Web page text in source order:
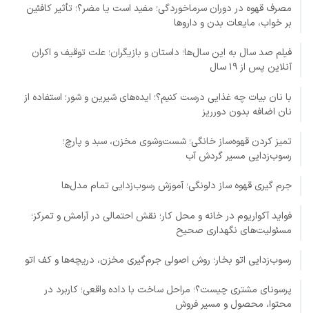
مصرف قهوه در دوران سرماخوردگی؛ مفید است یا مضر؟؛ تأثیر کافئین
بر خواب، مایعات بدن و داروها
فیلم صد سال به این سال‌ها؛ داستان و بازیگران؛ علت توقیف و اکران
آنلاین پس از ۱۹ سال
با نان بیات چه غذایی درست کنیم؟؛ ایده‌های شیرین و شور؛ استفاده از
نان اضافه بدون دورریز
تمیز کردن قهوه‌ساز خانگی؛ شست‌وشوی مخزن، سبد و پارچ؛
رسوب‌زدایی مسیر گردش آب
جرم گیری قهوه ساز دلونگی؛ آموزش رسوب‌زدایی تمام مدل‌ها
فواید آکواریوم در خانه و محل کار؛ نقش احتمالی در آرامش و تمرکز؛
مسئولیت‌های نگهداری صحیح
رسوب‌زدایی اتو بخار؛ روش اصولی جرم‌گیری مخزن، دریچه‌ها و کف اتو
پرسونای مشتری چیست؟؛ مراحل ساخت با داده واقعی؛ کاربرد در
محتوا، محصول و مسیر فروش